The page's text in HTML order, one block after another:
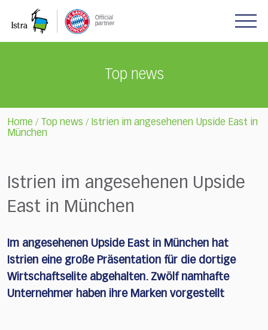
note:
Top news
Home / Top news / Istrien im angesehenen Upside East in
München
Istrien im angesehenen Upside
East in München
Im angesehenen Upside East in München hat
Istrien eine große Präsentation für die dortige
Wirtschaftselite abgehalten. Zwölf namhafte
Unternehmer haben ihre Marken vorgestellt